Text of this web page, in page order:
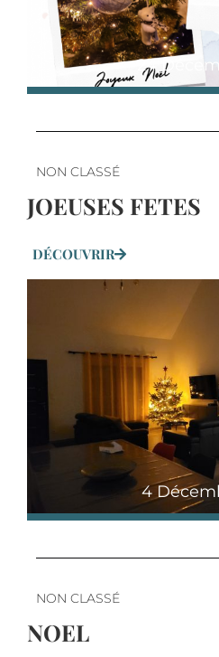
24
NON CLASSÉ
JOEUSES FETES
DÉCOUVRIR
4
NON CLASSÉ
NOEL